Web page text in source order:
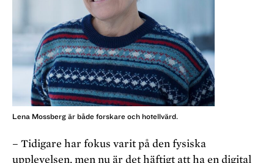
Lena Mossberg är både forskare och hotellvärd.
– Tidigare har fokus varit på den fysiska
upplevelsen, men nu är det häftigt att ha en digital